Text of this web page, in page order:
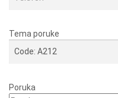
Tema poruke
Poruka